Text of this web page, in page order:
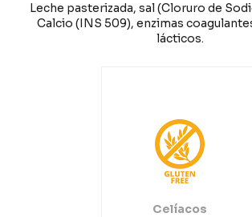
Leche pasterizada, sal (Cloruro de
Calcio (INS 509), enzimas
lácticos.
Celíacos